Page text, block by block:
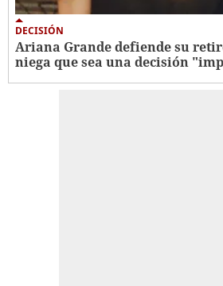
DECISIÓN
Ariana Grande defiende su
niega que sea una decisión